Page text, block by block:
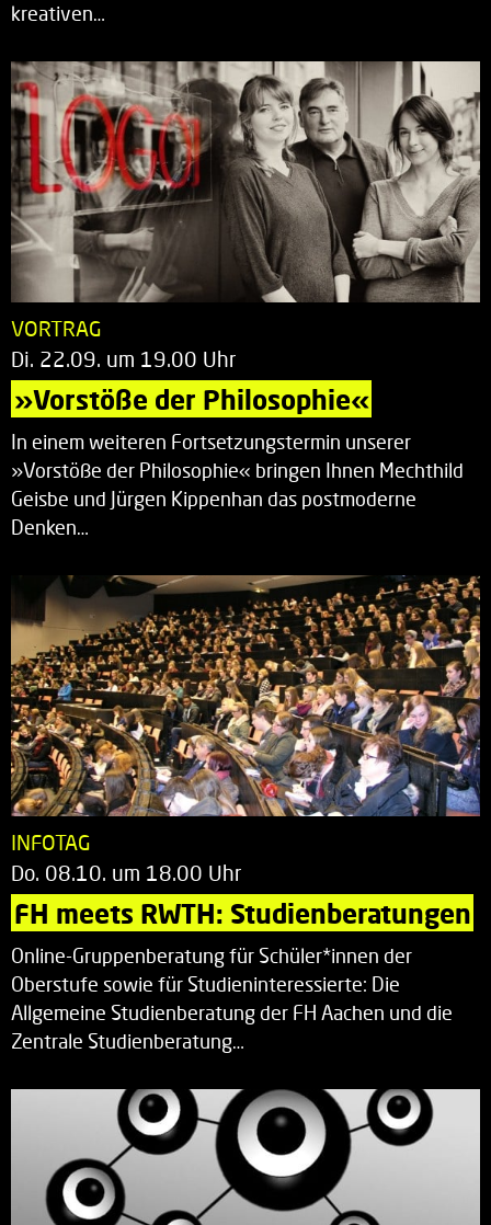
kreativen…
VORTRAG
Di. 22.09. um 19.00 Uhr
»Vorstöße der Philosophie«
In einem weiteren Fortsetzungstermin unserer
»Vorstöße der Philosophie« bringen Ihnen Mechthild
Geisbe und Jürgen Kippenhan das postmoderne
Denken…
INFOTAG
Do. 08.10. um 18.00 Uhr
FH meets RWTH: Studienberatungen
Online-Gruppenberatung für Schüler*innen der
Oberstufe sowie für Studieninteressierte: Die
Allgemeine Studienberatung der FH Aachen und die
Zentrale Studienberatung…